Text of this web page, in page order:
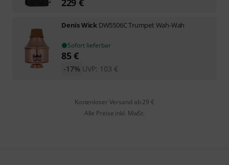
Denis Wick DW5506C Trumpet Wah-Wah
Sofort lieferbar
85€
UVP: 103 €
-17%
Kostenloser Versand ab 29 €
Alle Preise inkl. MwSt.